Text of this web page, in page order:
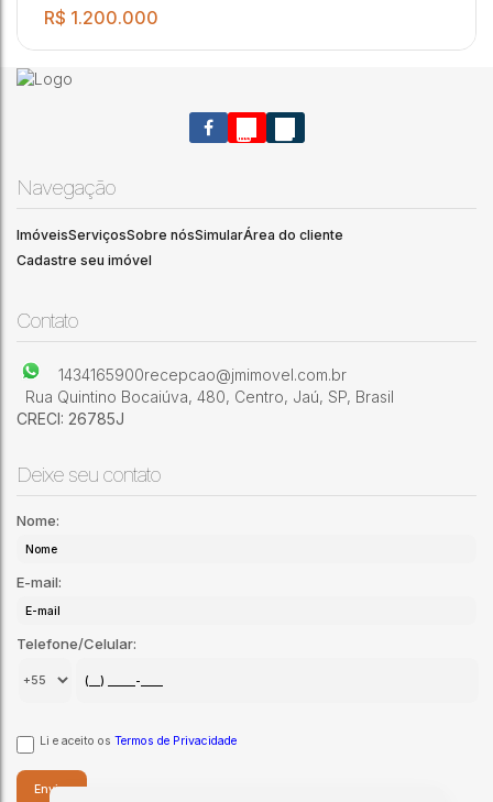
R$ 1.200.000
Vila Netinho Prado
Navegação
ImóveisServiçosSobre nósSimularÁrea do cliente
Cadastre seu imóvel
Contato
1434165900recepcao@jmimovel.com.br
Rua Quintino Bocaiúva, 480, Centro, Jaú, SP, Brasil
CRECI: 26785J
Deixe seu contato
Nome:
E-mail:
Telefone/Celular:
Li e aceito os Termos de Privacidade